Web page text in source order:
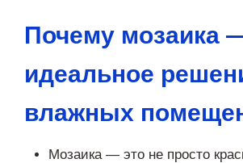
Почему мозаика
идеальное
влажных
Мозаика — это не просто